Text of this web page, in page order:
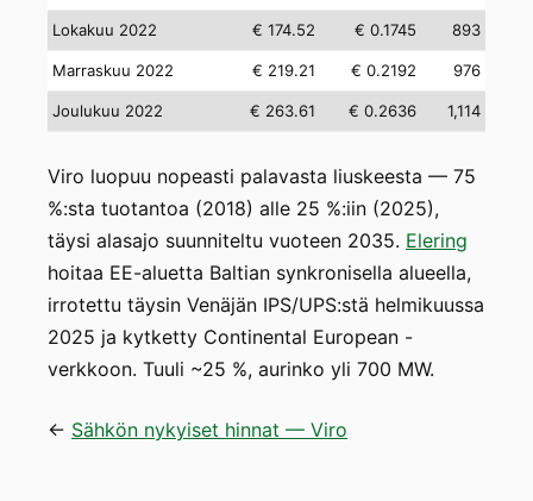
Lokakuu 2022 € 174.52 € 0.1745 893
Marraskuu 2022 € 219.21 € 0.2192 976
Joulukuu 2022 € 263.61 € 0.2636 1,114
Viro luopuu nopeasti palavasta liuskeesta — 75
%:sta tuotantoa (2018) alle 25 %:iin (2025),
täysi alasajo suunniteltu vuoteen 2035. Elering
hoitaa EE-aluetta Baltian synkronisella alueella,
irrotettu täysin Venäjän IPS/UPS:stä helmikuussa
2025 ja kytketty Continental European -
verkkoon. Tuuli ~25 %, aurinko yli 700 MW.
← Sähkön nykyiset hinnat — Viro